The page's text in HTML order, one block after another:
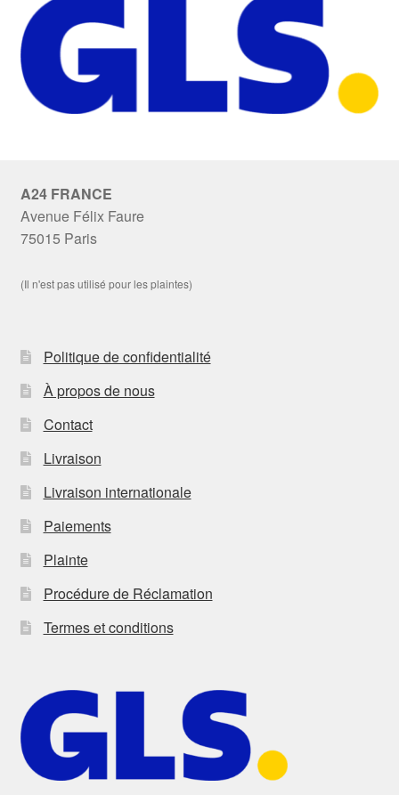
A24 FRANCE
Avenue Félix Faure
75015 Paris
(Il n'est pas utilisé pour les plaintes)
Politique de confidentialité
À propos de nous
Contact
Livraison
Livraison internationale
Paiements
Plainte
Procédure de Réclamation
Termes et conditions